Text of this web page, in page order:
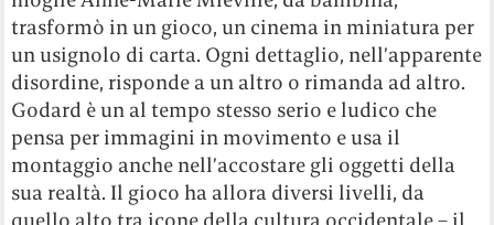
trasformò in un gioco, un cinema in miniatura per
un usignolo di carta. Ogni dettaglio, nell’apparente
disordine, risponde a un altro o rimanda ad altro.
Godard è un al tempo stesso serio e ludico che
pensa per immagini in movimento e usa il
montaggio anche nell’accostare gli oggetti della
sua realtà. Il gioco ha allora diversi livelli, da